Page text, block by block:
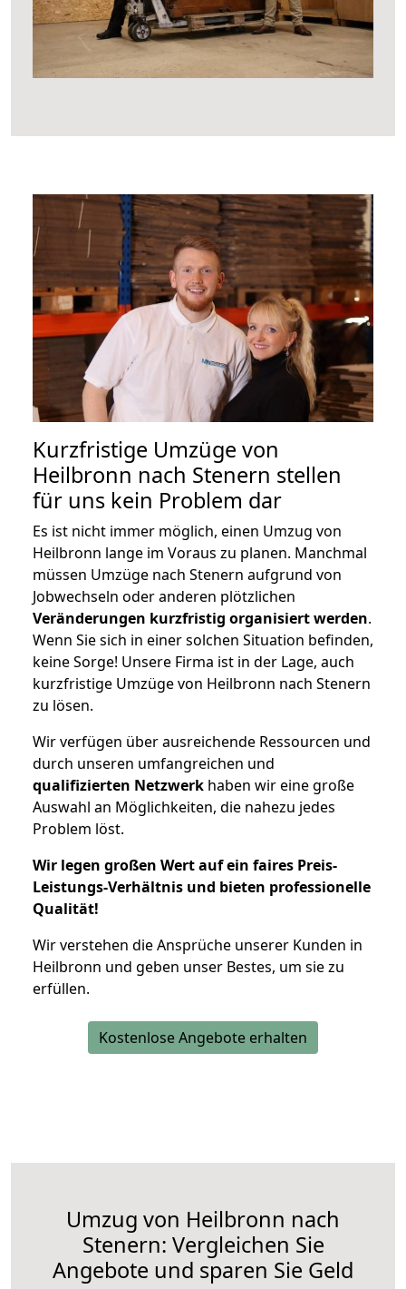
Kurzfristige Umzüge von
Heilbronn nach Stenern stellen
für uns kein Problem dar
Es ist nicht immer möglich, einen Umzug von
Heilbronn lange im Voraus zu planen. Manchmal
müssen Umzüge nach Stenern aufgrund von
Jobwechseln oder anderen plötzlichen
Veränderungen kurzfristig organisiert werden.
Wenn Sie sich in einer solchen Situation befinden,
keine Sorge! Unsere Firma ist in der Lage, auch
kurzfristige Umzüge von Heilbronn nach Stenern
zu lösen.
Wir verfügen über ausreichende Ressourcen und
durch unseren umfangreichen und
qualifizierten Netzwerk haben wir eine große
Auswahl an Möglichkeiten, die nahezu jedes
Problem löst.
Wir legen großen Wert auf ein faires Preis-
Leistungs-Verhältnis und bieten professionelle
Qualität!
Wir verstehen die Ansprüche unserer Kunden in
Heilbronn und geben unser Bestes, um sie zu
erfüllen.
Kostenlose Angebote erhalten
Umzug von Heilbronn nach
Stenern: Vergleichen Sie
Angebote und sparen Sie Geld